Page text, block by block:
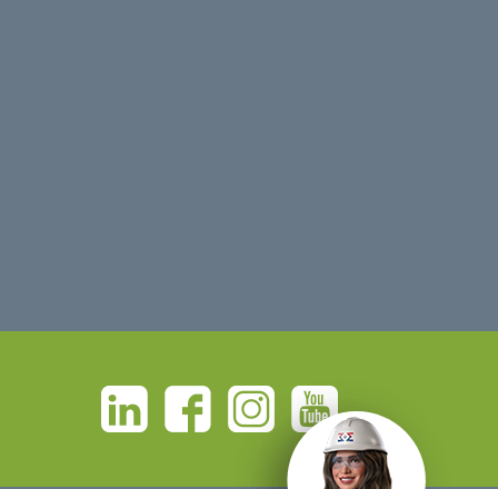
Linkedin Facebook Instagram